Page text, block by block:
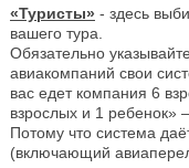
«Туристы» - здесь
вашего тура.
Обязательно
авиакомпаний свои
вас едет компания 6
взрослых и 1 ребенок»
Потому что система
(включающий